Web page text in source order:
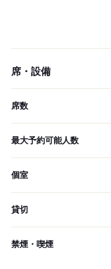
席・設備
席数
最大予約可能人数
個室
貸切
禁煙・喫煙